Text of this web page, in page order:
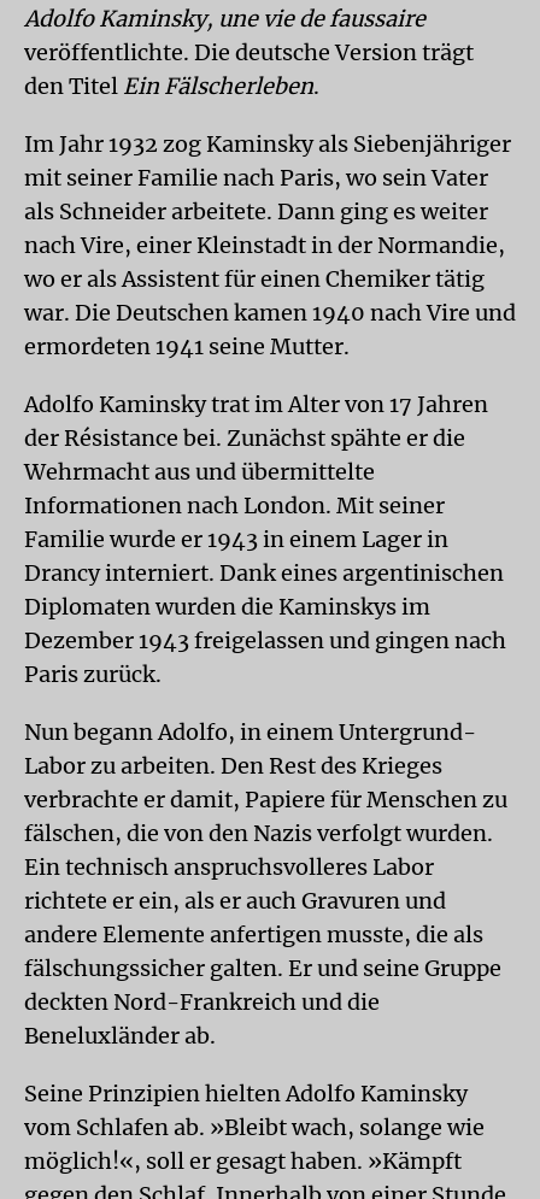
Adolfo Kaminsky, une vie de faussaire
veröffentlichte. Die deutsche Version trägt
den Titel Ein Fälscherleben.
Im Jahr 1932 zog Kaminsky als Siebenjähriger
mit seiner Familie nach Paris, wo sein Vater
als Schneider arbeitete. Dann ging es weiter
nach Vire, einer Kleinstadt in der Normandie,
wo er als Assistent für einen Chemiker tätig
war. Die Deutschen kamen 1940 nach Vire und
ermordeten 1941 seine Mutter.
Adolfo Kaminsky trat im Alter von 17 Jahren
der Résistance bei. Zunächst spähte er die
Wehrmacht aus und übermittelte
Informationen nach London. Mit seiner
Familie wurde er 1943 in einem Lager in
Drancy interniert. Dank eines argentinischen
Diplomaten wurden die Kaminskys im
Dezember 1943 freigelassen und gingen nach
Paris zurück.
Nun begann Adolfo, in einem Untergrund-
Labor zu arbeiten. Den Rest des Krieges
verbrachte er damit, Papiere für Menschen zu
fälschen, die von den Nazis verfolgt wurden.
Ein technisch anspruchsvolleres Labor
richtete er ein, als er auch Gravuren und
andere Elemente anfertigen musste, die als
fälschungssicher galten. Er und seine Gruppe
deckten Nord-Frankreich und die
Beneluxländer ab.
Seine Prinzipien hielten Adolfo Kaminsky
vom Schlafen ab. »Bleibt wach, solange wie
möglich!«, soll er gesagt haben. »Kämpft